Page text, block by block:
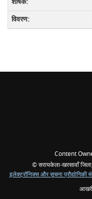
Content
© सरायकेला-खरसावाँ
इलेक्ट्रॉनिक्स और सूचना प्रौद्योगिकी